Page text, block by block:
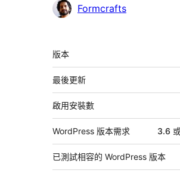
參
Formcrafts
中
繼
資
料
版本
最後更新
啟用安裝數
WordPress 版本需求 3.6
已測試相容的 WordPress 版本